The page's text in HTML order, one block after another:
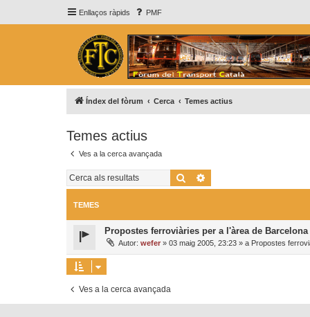
Enllaços ràpids PMF
Índex del fòrum Cerca Temes actius
Temes actius
Ves a la cerca avançada
Cerca
TEMES
Propostes ferroviàries per a l'àrea de Barcelona
Autor: wefer » 03 maig 2005, 23:23 » a Propostes
Ves a la cerca avançada